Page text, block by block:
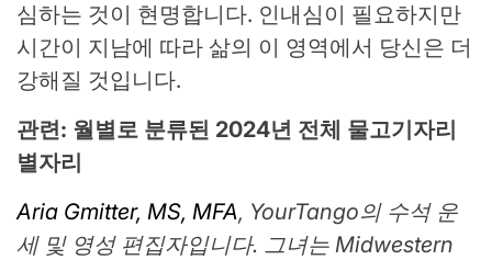
심하는 것이 현명합니다. 인내심이 필요하지만
시간이 지남에 따라 삶의 이 영역에서 당신은 더
강해질 것입니다.
관련: 월별로 분류된 2024년 전체 물고기자리
별자리
Aria Gmitter, MS, MFA, YourTango의 수석 운
세 및 영성 편집자입니다. 그녀는 Midwestern